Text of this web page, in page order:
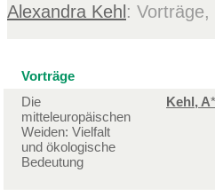
Alexandra Kehl : Vorträge,
Vorträge
Die
mitteleuropäischen
Weiden: Vielfalt
und ökologische
Bedeutung
Kehl, A*